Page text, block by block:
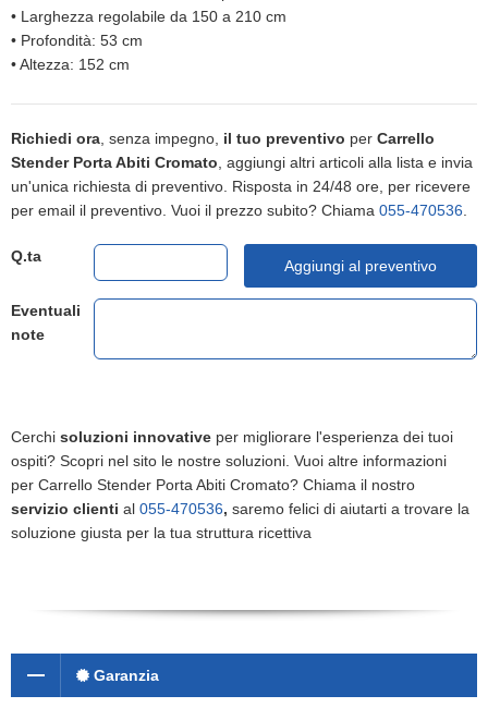
• Larghezza regolabile da 150 a 210 cm
• Profondità: 53 cm
•Altezza: 152 cm
Richiedi ora, senza impegno, il tuo preventivo per Carrello
Stender Porta Abiti Cromato, aggiungi altri articoli alla lista e invia
un'unica richiesta di preventivo. Risposta in 24/48 ore, per ricevere
per email il preventivo. Vuoi il prezzo subito? Chiama 055-470536.
Q.ta
Aggiungi al preventivo
Eventuali
note
Cerchi soluzioni innovative per migliorare l'esperienza dei tuoi
ospiti? Scopri nel sito le nostre soluzioni. Vuoi altre informazioni
per Carrello Stender Porta Abiti Cromato? Chiama il nostro
servizio clienti al 055-470536, saremo felici di aiutarti a trovare la
soluzione giusta per la tua struttura ricettiva
Garanzia